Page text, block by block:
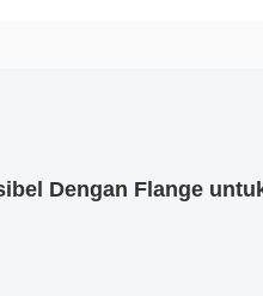
Dengan Flange